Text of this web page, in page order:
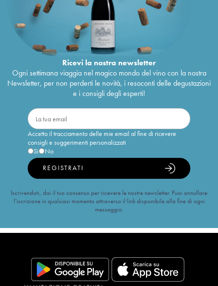
Ricevi la nostra newsletter
Ogni settimana viaggia nel magico mondo del vino con la nostra
Newsletter, per non perderti le novità, i resoconti delle degustazioni
e i consigli degli esperti!
Accetto il tracciamento delle mie email al fine di ricevere
consigli e suggerimenti personalizzati
Sì
No
REGISTRATI
Iscrivendoti, dai il tuo consenso per ricevere le nostre newsletter. Puoi annullare
l’iscrizione in qualsiasi momento attraverso il link disponibile alla fine di ogni
messaggio.